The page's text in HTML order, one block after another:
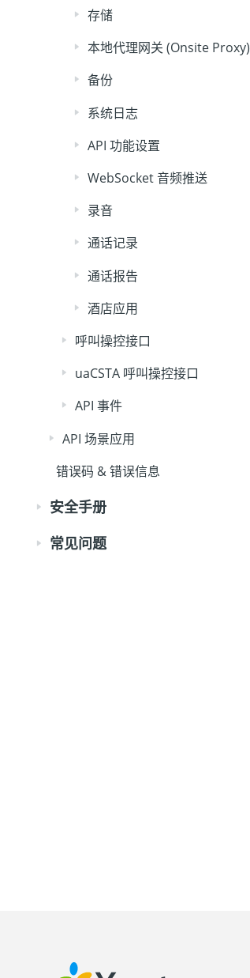
存储
本地代理网关 (Onsite Proxy)
备份
系统日志
API 功能设置
WebSocket 音频推送
录音
通话记录
通话报告
酒店应用
呼叫操控接口
uaCSTA 呼叫操控接口
API 事件
API 场景应用
错误码 & 错误信息
安全手册
常见问题